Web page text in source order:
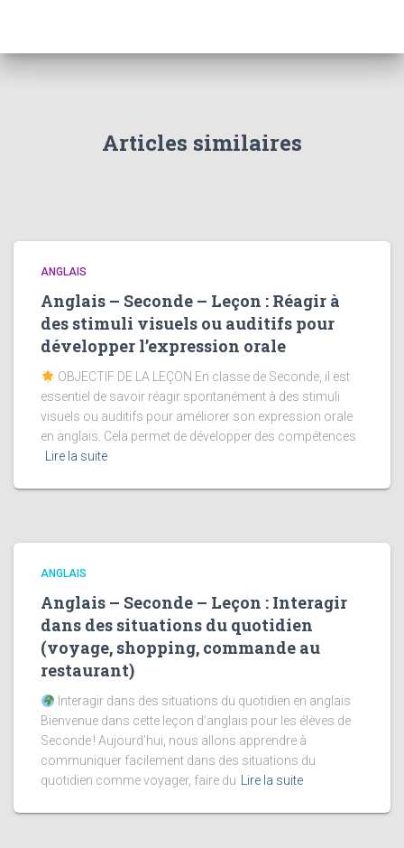
Articles similaires
ANGLAIS
Anglais – Seconde – Leçon : Réagir à
des stimuli visuels ou auditifs pour
développer l’expression orale
OBJECTIF DE LA LEÇON En classe de Seconde, il est
essentiel de savoir réagir spontanément à des stimuli
visuels ou auditifs pour améliorer son expression orale
en anglais. Cela permet de développer des compétences
Lire la suite
ANGLAIS
Anglais – Seconde – Leçon : Interagir
dans des situations du quotidien
(voyage, shopping, commande au
restaurant)
Interagir dans des situations du quotidien en anglais
Bienvenue dans cette leçon d’anglais pour les élèves de
Seconde ! Aujourd’hui, nous allons apprendre à
communiquer facilement dans des situations du
quotidien comme voyager, faire du Lire la suite